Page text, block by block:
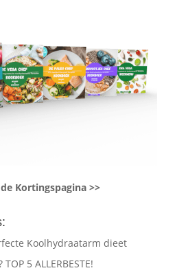
Kortingspagina >>
Koolhydraatarm dieet
5 ALLERBESTE!